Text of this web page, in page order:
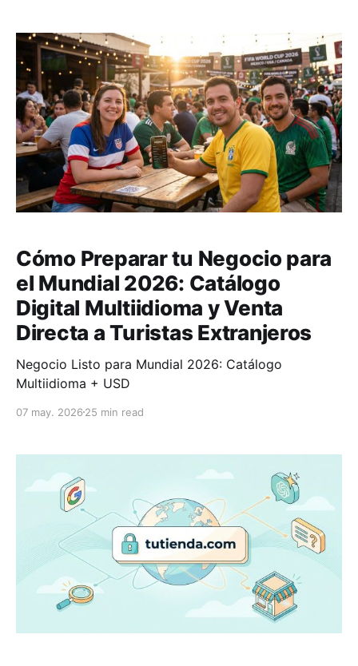
Cómo Preparar tu Negocio para
el Mundial 2026: Catálogo
Digital Multiidioma y Venta
Directa a Turistas Extranjeros
Negocio Listo para Mundial 2026: Catálogo
Multiidioma + USD
07 may. 2026 25 min read